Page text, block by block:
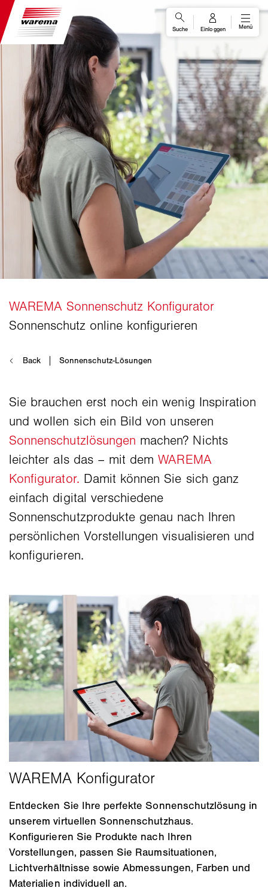
Sie brauchen erst noch ein wenig Inspiration
und wollen sich ein Bild von unseren
Sonnenschutzlösungen machen? Nichts
leichter als das – mit demWAREMA
Konfigurator. Damit können Sie sich ganz
einfach digital verschiedene
Sonnenschutzprodukte genau nach Ihren
persönlichen Vorstellungen visualisieren und
konfigurieren.
Entdecken Sie Ihre perfekte Sonnenschutzlösung in
unserem virtuellen Sonnenschutzhaus.
Konfigurieren Sie Produkte nach Ihren
Vorstellungen, passen Sie Raumsituationen,
Lichtverhältnisse sowie Abmessungen, Farben und
Materialien individuell an.